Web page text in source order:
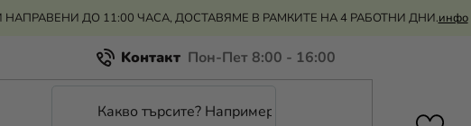
ДО 11:00 ЧАСА, ДОСТАВЯМЕ В РАМКИТЕ НА 4 РАБОТНИ ДНИ.инфо
Kонтакт